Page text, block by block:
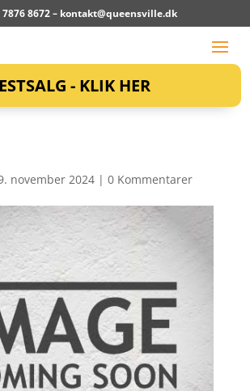
8672 – kontakt@queensville.dk
- KLIK HER
november 2024| 0 Kommentarer